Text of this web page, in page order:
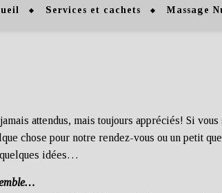
Services et cachets Massage
attendus, mais toujours appréciés! Si vous
chose pour notre rendez-vous ou un petit
idées…